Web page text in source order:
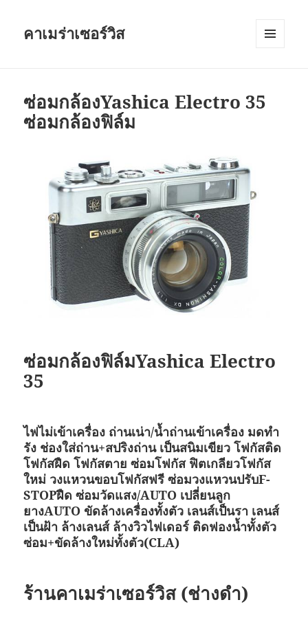
คาเมร่าเซอร์วิส
ซ่อมกล้องYashica Electro 35
ซ่อมกล้องฟิล์ม
ซ่อมกล้องฟิล์มYashica Electro
35
ไฟไม่เข้าเครื่อง ถ่านเน่า/น้ำถ่านเข้าเครื่อง มดทำ
รัง ช่องใส่ถ่าน+สปริงถ่าน เป็นสนิมเขียว โฟกัสติด
โฟกัสฝืด โฟกัสตาย ซ่อมโฟกัส ฟิตเกลียวโฟกัส
ใหม่ วงแหวนขอบโฟกัสฟรี ซ่อมวงแหวนปรับF-
STOPฝืด ซ่อมวัดแสง/AUTO เปลี่ยนลูก
ยางAUTO ขัดล้างเครื่องทั้งตัว เลนส์เป็นรา เลนส์
เป็นฝ้า ล้างเลนส์ ล้างวิวไฟเดอร์ ติดฟองน้ำทั้งตัว
ซ่อม+ขัดล้างใหม่ทั้งตัว(CLA)
ร้านคาเมร่าเซอร์วิส (ช่างดำ)